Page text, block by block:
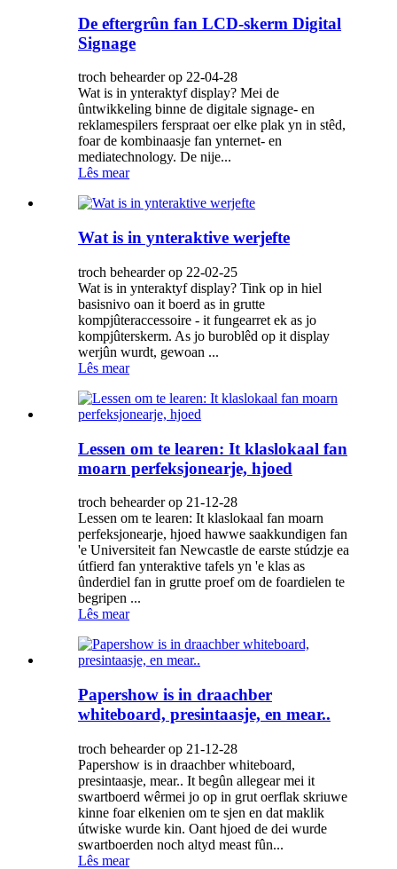
De eftergrûn fan LCD-skerm Digital
Signage
troch behearder op 22-04-28
Wat is in ynteraktyf display? Mei de
ûntwikkeling binne de digitale signage- en
reklamespilers ferspraat oer elke plak yn in stêd,
foar de kombinaasje fan ynternet- en
mediatechnology. De nije...
Lês mear
Wat is in ynteraktive werjefte
troch behearder op 22-02-25
Wat is in ynteraktyf display? Tink op in hiel
basisnivo oan it boerd as in grutte
kompjûteraccessoire - it fungearret ek as jo
kompjûterskerm. As jo buroblêd op it display
werjûn wurdt, gewoan ...
Lês mear
Lessen om te learen: It klaslokaal fan
moarn perfeksjonearje, hjoed
troch behearder op 21-12-28
Lessen om te learen: It klaslokaal fan moarn
perfeksjonearje, hjoed hawwe saakkundigen fan
'e Universiteit fan Newcastle de earste stúdzje ea
útfierd fan ynteraktive tafels yn 'e klas as
ûnderdiel fan in grutte proef om de foardielen te
begripen ...
Lês mear
Papershow is in draachber
whiteboard, presintaasje, en mear..
troch behearder op 21-12-28
Papershow is in draachber whiteboard,
presintaasje, mear.. It begûn allegear mei it
swartboerd wêrmei jo op in grut oerflak skriuwe
kinne foar elkenien om te sjen en dat maklik
útwiske wurde kin. Oant hjoed de dei wurde
swartboerden noch altyd meast fûn...
Lês mear